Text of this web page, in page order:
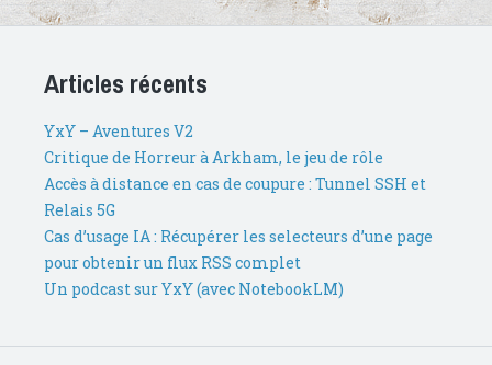
Articles récents
YxY – Aventures V2
Critique de Horreur à Arkham, le jeu de rôle
Accès à distance en cas de coupure : Tunnel SSH et
Relais 5G
Cas d’usage IA : Récupérer les selecteurs d’une page
pour obtenir un flux RSS complet
Un podcast sur YxY (avec NotebookLM)